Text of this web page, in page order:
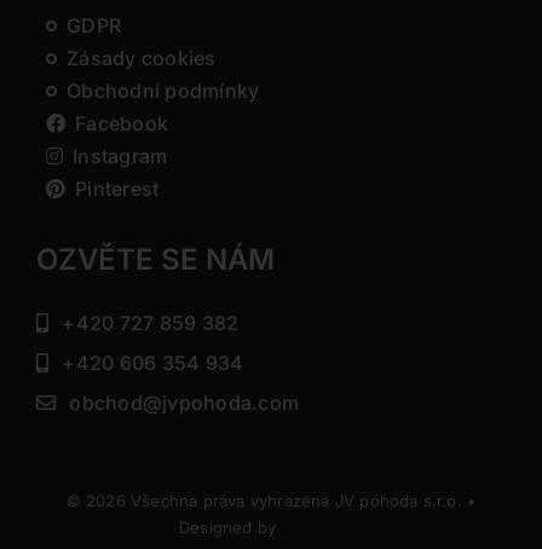
GDPR
Zásady cookies
Obchodní podmínky
Facebook
Instagram
Pinterest
OZVĚTE SE NÁM
+420 727 859 382
+420 606 354 934
obchod@jvpohoda.com
© 2026 Všechna práva vyhrazena JV pohoda s.r.o. •
Designed by